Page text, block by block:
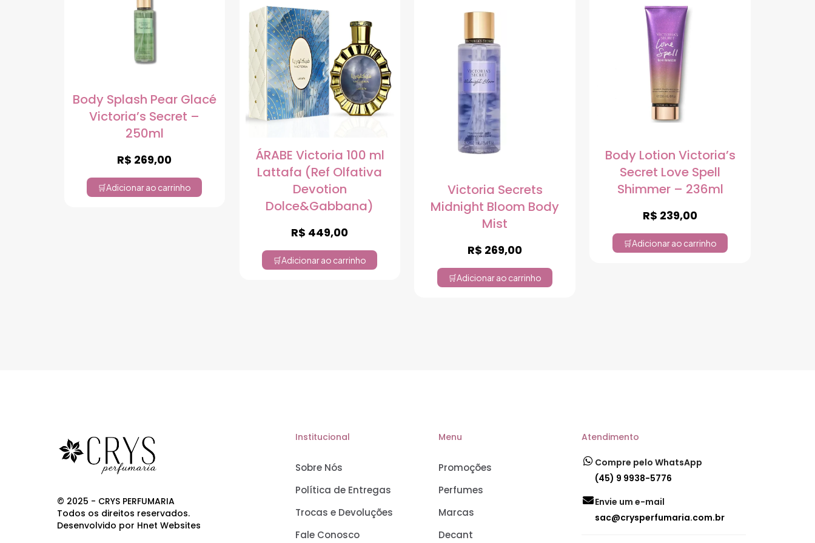
Body Splash Pear Glacé
Victoria’s Secret –
250ml
R$ 269,00
Adicionar ao carrinho
ÁRABE Victoria 100 ml
Lattafa (Ref Olfativa
Devotion
Dolce&Gabbana)
R$ 449,00
Adicionar ao carrinho
Victoria Secrets
Midnight Bloom Body
Mist
R$ 269,00
Adicionar ao carrinho
Body Lotion Victoria’s
Secret Love Spell
Shimmer – 236ml
R$ 239,00
Adicionar ao carrinho
© 2025 - CRYS PERFUMARIA
Todos os direitos reservados.
Desenvolvido por Hnet Websites
Institucional
Sobre Nós
Política de Entregas
Trocas e Devoluções
Fale Conosco
Menu
Promoções
Perfumes
Marcas
Decant
Atendimento
Compre pelo WhatsApp
(45) 9 9938-5776
Envie um e-mail
sac@crysperfumaria.com.br